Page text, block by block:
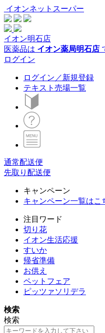
イオンネットスーパー
イオン明石店
医薬品は イオン薬局明石店
ログイン
ログイン／新規登録
テキスト売場一覧
通常配送便
先取り配送便
キャンペーン
キャンペーン一覧はこ
注目ワード
切り花
イオン生活応援
すいか
帰省準備
お供え
ペットフェア
ピッツァソリデラ
検索
検索